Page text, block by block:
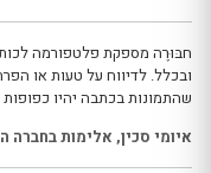
חבּוּרֶה מספקת פלטפורמה
ובכלל. לדיווח על טעות או
שהתמונות בכתבה יהיו כפופות
איומי סכין, אלימות בחברה